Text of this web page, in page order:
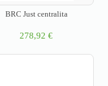
BRC Just centralita
278,92 €